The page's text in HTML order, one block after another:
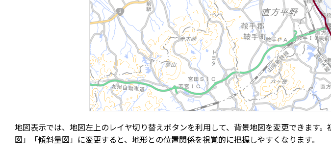
地図表示では、地図左上のレイヤ切り替えボタンを利用して、背景地図を変更できます
図」「傾斜量図」に変更すると、地形との位置関係を視覚的に把握しやすくなります。